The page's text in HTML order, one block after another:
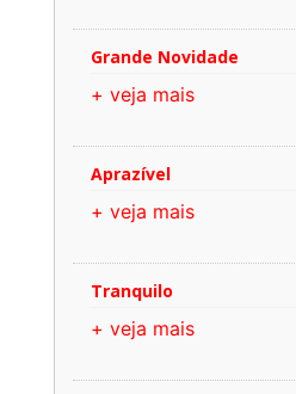
Grande Novidade
+ veja mais
Aprazível
+ veja mais
Tranquilo
+ veja mais